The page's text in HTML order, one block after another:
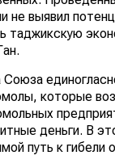
не выявил
таджикскую
которые
деньги. В
путь к гибели